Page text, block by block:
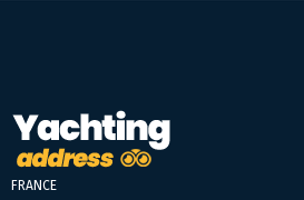
FRANCE